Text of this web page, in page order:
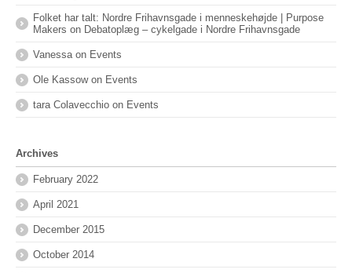
Folket har talt: Nordre Frihavnsgade i menneskehøjde | Purpose
Makers on Debatoplæg – cykelgade i Nordre Frihavnsgade
Vanessaon Events
Ole Kassowon Events
tara Colavecchio on Events
Archives
February 2022
April 2021
December 2015
October 2014